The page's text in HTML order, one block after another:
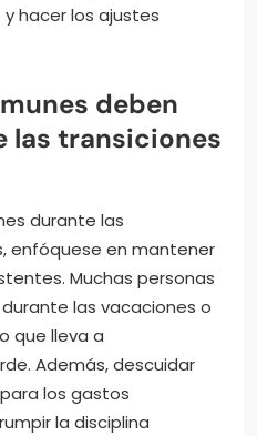
hacer los ajustes
deben
las transiciones
durante las
enfóquese en mantener
Muchas personas
las vacaciones o
que lleva a
Además, descuidar
los gastos
la disciplina